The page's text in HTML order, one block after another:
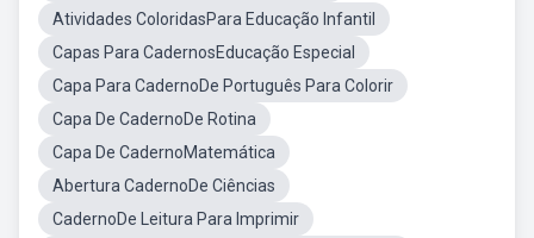
Atividades ColoridasPara Educação Infantil
Capas Para CadernosEducação Especial
Capa Para CadernoDe Português Para Colorir
Capa De CadernoDe Rotina
Capa De CadernoMatemática
Abertura CadernoDe Ciências
CadernoDe Leitura Para Imprimir